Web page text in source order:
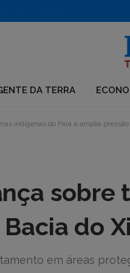
DA TERRA
indígenas do Pará e amplia
sobre
do
em áreas